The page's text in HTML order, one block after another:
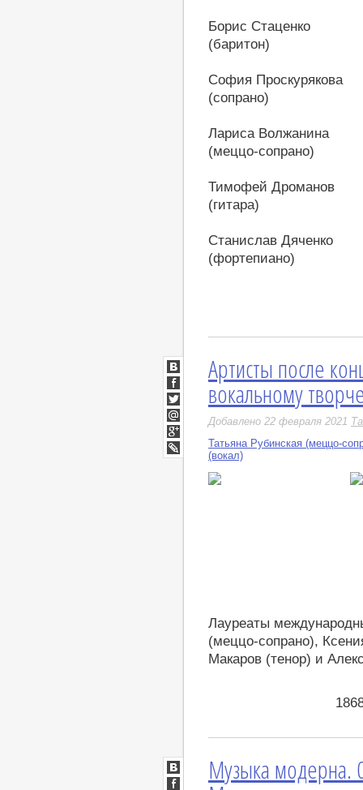
Борис Стаценко
(баритон)
София Проскурякова
(сопрано)
Лариса Волжанина
(меццо-сопрано)
Тимофей Дроманов
(гитара)
Станислав Дяченко
(фортепиано)
Артисты после
вокальному
Добавлено 22 февраля 2021
Татьяна Рубинская (меццо-
(вокал)
Лауреаты
(меццо-сопрано),
Макаров (тенор) и
ВКонтакте
Facebook
Twitter
Мой
Мир
Google+
LiveJournal
Музыка модерна.
ВКонтакте